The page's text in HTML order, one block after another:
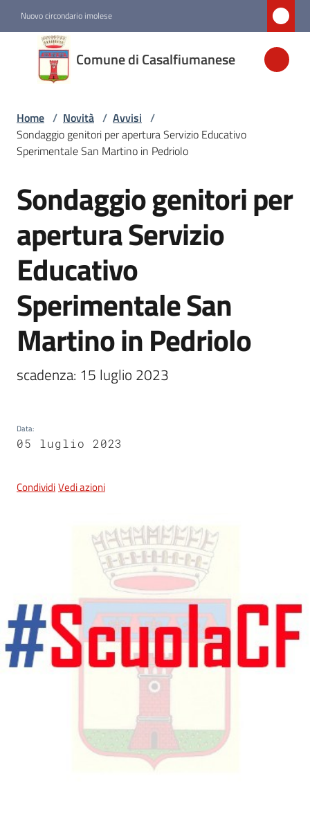
Nuovo circondario imolese
Comune di Casalfiumanese
Comune di
Casalfiumanese
Amministrazione
Vivere
Casalfiumanese
line
gli
Home / Novità / Avvisi /
Sondaggio genitori per apertura Servizio Educativo
Sperimentale San Martino in Pedriolo
Salta al contenuto
Sondaggio genitori per
apertura Servizio
Educativo
Sperimentale San
Martino in Pedriolo
scadenza: 15 luglio 2023
Data:
05 luglio 2023
CondividiVedi azioni